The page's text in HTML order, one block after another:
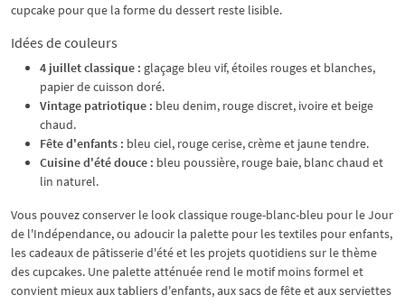
cupcake pour que la forme du dessert reste lisible.
Idées de couleurs
4 juillet classique : glaçage bleu vif, étoiles rouges et blanches,
papier de cuisson doré.
Vintage patriotique : bleu denim, rouge discret, ivoire et beige
chaud.
Fête d'enfants : bleu ciel, rouge cerise, crème et jaune tendre.
Cuisine d'été douce : bleu poussière, rouge baie, blanc chaud et
lin naturel.
Vous pouvez conserver le look classique rouge-blanc-bleu pour le Jour
de l'Indépendance, ou adoucir la palette pour les textiles pour enfants,
les cadeaux de pâtisserie d'été et les projets quotidiens sur le thème
des cupcakes. Une palette atténuée rend le motif moins formel et
convient mieux aux tabliers d'enfants, aux sacs de fête et aux serviettes